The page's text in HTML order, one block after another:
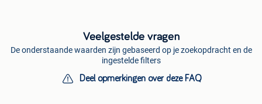
Veelgestelde vragen
De onderstaande waarden zijn gebaseerd op je zoekopdracht en de
ingestelde filters
Deel opmerkingen over deze FAQ